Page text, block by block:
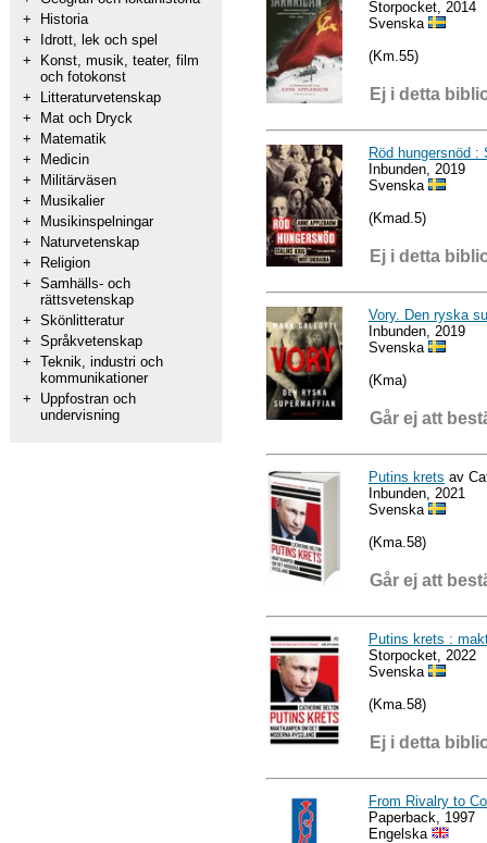
+
Historia
+
Idrott, lek och spel
+
Konst, musik, teater, film
och fotokonst
+
Litteraturvetenskap
+
Mat och Dryck
+
Matematik
+
Medicin
+
Militärväsen
+
Musikalier
+
Musikinspelningar
+
Naturvetenskap
+
Religion
+ Samhälls- och
rättsvetenskap
+ Skönlitteratur
+ Språkvetenskap
+ Teknik, industri och
kommunikationer
+
Uppfostran och
undervisning
Storpocket, 2014
Svenska
(Km.55)
Ej i detta
Röd hungersnöd
Inbunden, 2019
Svenska
(Kmad.5)
Ej i detta
Vory. Den ryska
Inbunden, 2019
Svenska
(Kma)
Går ej att
Putins krets av
Inbunden, 2021
Svenska
(Kma.58)
Går ej att
Putins krets :
Storpocket, 2022
Svenska
(Kma.58)
Ej i detta
From Rivalry to
Paperback, 1997
Engelska